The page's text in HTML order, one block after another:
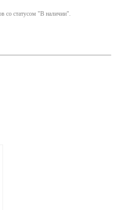
со статусом "В наличии".